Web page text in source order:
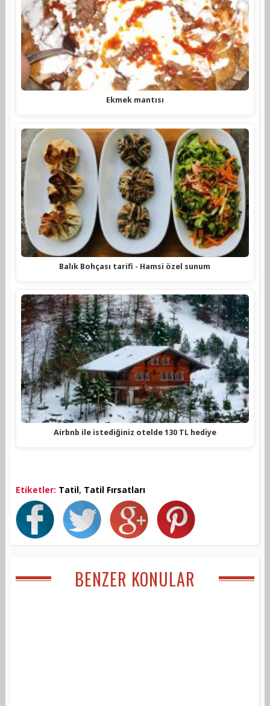
Ekmek mantısı
Balık Bohçası tarifi - Hamsi özel sunum
Airbnb ile istediğiniz otelde 130 TL hediye
Etiketler: Tatil, Tatil Fırsatları
BENZER KONULAR